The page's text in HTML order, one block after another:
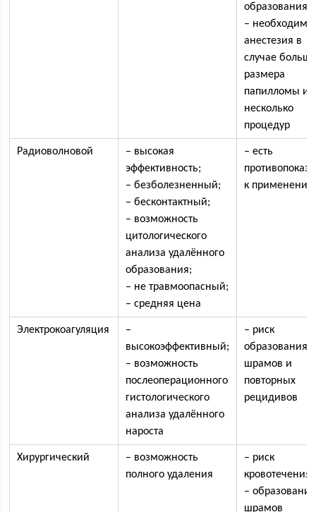
образования;
– необходима
анестезия в
случае
размера
папилломы и
несколько
процедур
Радиоволновой
– высокая
эффективность;
– безболезненный;
– бесконтактный;
– возможность
цитологического
анализа удалённого
образования;
– не травмоопасный;
– средняя цена
– есть
к
Электрокоагуляция
–
высокоэффективный;
– возможность
послеоперационного
гистологического
анализа удалённого
нароста
– риск
образования
шрамов и
повторных
рецидивов
Хирургический
– возможность
полного удаления
– риск
кровотечения;
– образование
шрамов